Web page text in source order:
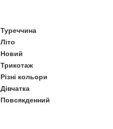
Туреччина
Літо
Новий
Трикотаж
Різні кольори
Дівчатка
Повсякденний